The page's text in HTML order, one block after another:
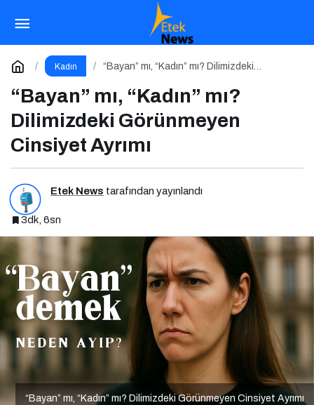
Kadın
“Bayan” mı, “Kadın” mı? Dilimizdeki
“Bayan” mı, “Kadın” mı?
Dilimizdeki Görünmeyen
Cinsiyet Ayrımı
Etek News tarafından yayınlandı
3dk, 6sn
“Bayan” mı, “Kadın” mı? Dilimizdeki Görünmeyen Cinsiyet Ayrımı
Flormar’ın Çok Sevilen Ruj Serisi: Sheer Up ile
Gülümse
Yorum Yap